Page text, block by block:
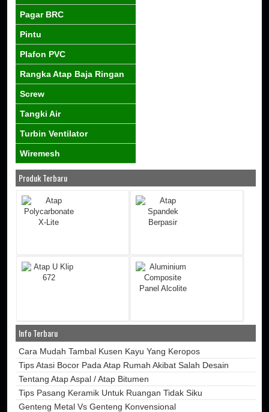
Pagar BRC
Pintu
Plafon PVC
Rangka Atap Baja Ringan
Screw
Tangki Air
Turbin Ventilator
Wiremesh
Produk Terbaru
Info Terbaru
Cara Mudah Tambal Kusen Kayu Yang Keropos
Tips Atasi Bocor Pada Atap Rumah Akibat Salah Desain
Tentang Atap Aspal / Atap Bitumen
Tips Pasang Keramik Untuk Ruangan Tidak Siku
Genteng Metal Vs Genteng Konvensional